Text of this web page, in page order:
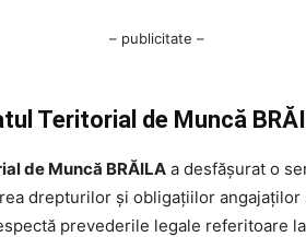
– publicitate –
Teritorial de Muncă
de Muncă BRĂILA a desfășurat o
drepturilor și obligațiilor
prevederile legale referitoare